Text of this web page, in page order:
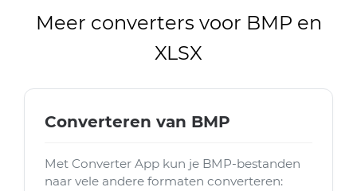
Meer converters voor BMP en
XLSX
Converteren van BMP
Met Converter App kun je BMP-bestanden
naar vele andere formaten converteren: